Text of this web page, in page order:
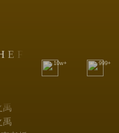
E F
10w+ 999+
禹
禹